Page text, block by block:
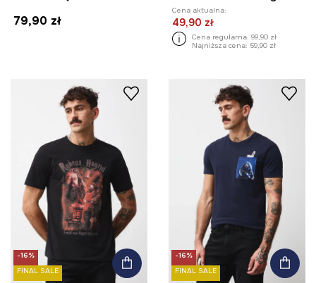
79,90 zł
Cena aktualna:
49,90 zł
Cena regularna: 99,90 zł
Najniższa cena: 59,90 zł
-16%
FINAL SALE
-16%
FINAL SALE